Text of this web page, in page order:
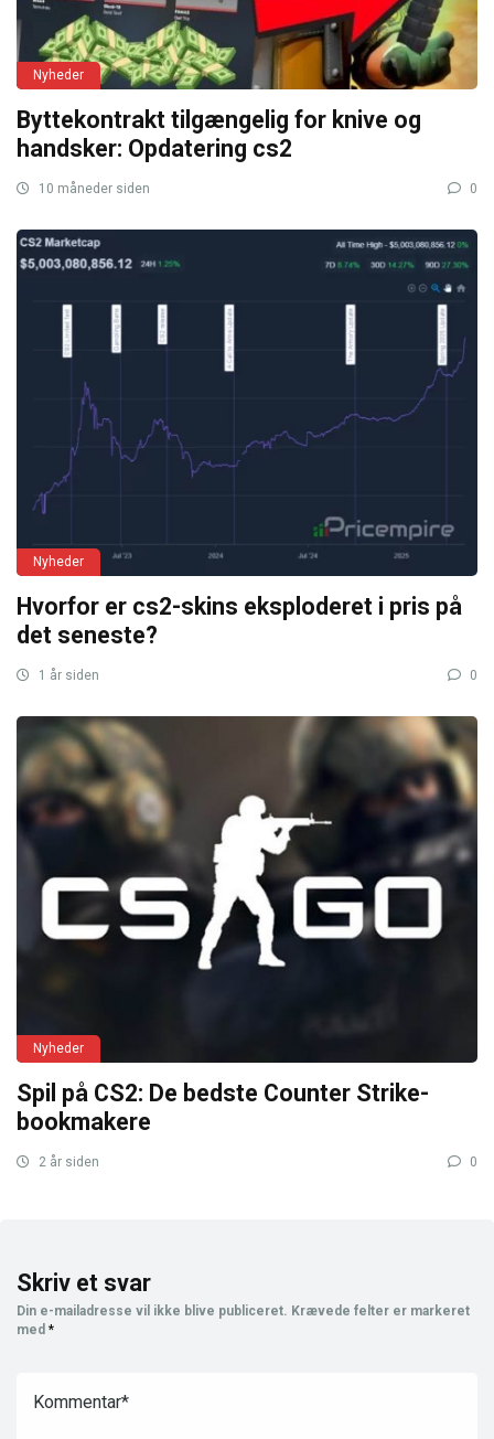
Nyheder
Byttekontrakt tilgængelig for knive og
handsker: Opdatering cs2
10 måneder siden 0
Nyheder
Hvorfor er cs2-skins eksploderet i pris på
det seneste?
1 år siden 0
Nyheder
Spil på CS2: De bedste Counter Strike-
bookmakere
2 år siden 0
Skriv et svar
Din e-mailadresse vil ikke blive publiceret. Krævede felter er markeret
med *